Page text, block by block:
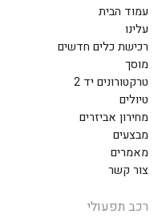
עמוד הבית
עלינו
רכישת כלים חדשים
מוסך
טרקטורונים יד 2
טיולים
מחירון אביזרים
מבצעים
מאמרים
צור קשר
רכב תפעולי